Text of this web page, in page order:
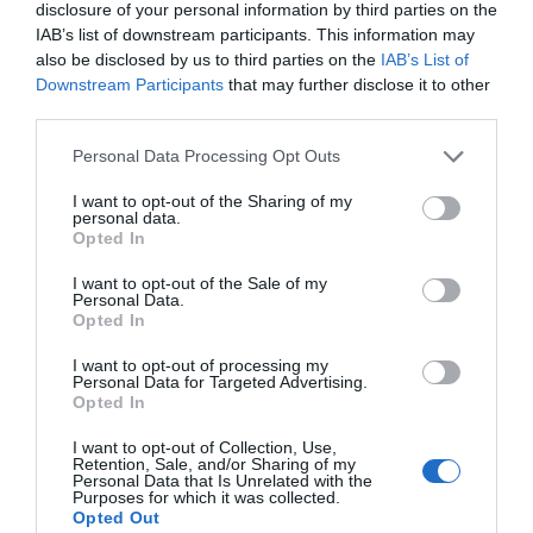
disclosure of your personal information by third parties on the
IAB’s list of downstream participants. This information may
also be disclosed by us to third parties on the IAB’s List of
Downstream Participants that may further disclose it to other
Personal Data Processing Opt Outs
I want to opt-out of the Sharing of my
personal data.
Opted In
I want to opt-out of the Sale of my
Personal Data.
Opted In
I want to opt-out of processing my
Personal Data for Targeted Advertising.
Opted In
I want to opt-out of Collection, Use,
Retention, Sale, and/or Sharing of my
Personal Data that Is Unrelated with the
Purposes for which it was collected.
Opted Out
catalans aplaudim com el babau que aplaudeix el
pallassotontoquan s’estimba. Amb una
diferència: els que ens estimbem som nosaltres.
Per cert, es demostra, un cop més, la censura als
nostres mitjans. Quan s’entrevista els usuaris que
han quedat atrapats a una de les estacions de
indignat que, fora de si, esmenti la mare dels que
governen. I jo els asseguro que, per pura llei de
probabilitats, aquest individu existeix. I l’han
entrevistat. Però en censuren l’entrevista.
En resum, una setmana per emmarcar amb un
rètol gran molt gran tot Catalunya: “Si ets burro,
menja palla!”.